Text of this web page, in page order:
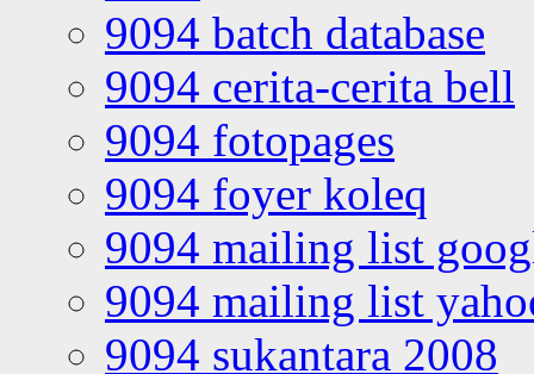
9094 batch database
9094 cerita-cerita bell
9094 fotopages
9094 foyer koleq
9094 mailing list
9094 mailing list
9094 sukantara 2008